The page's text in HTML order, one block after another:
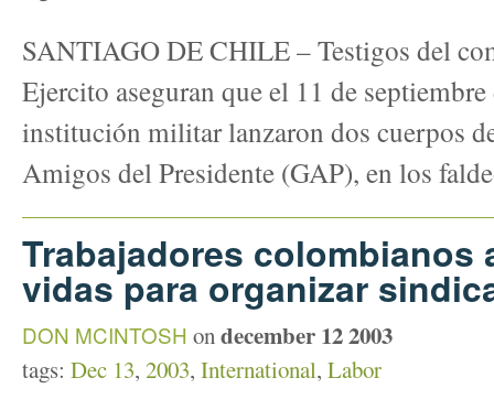
SANTIAGO DE CHILE – Testigos del
Ejercito aseguran que el 11 de
institución militar lanzaron dos cuerpos
Amigos del Presidente (GAP), en los
Trabajadores colombianos
vidas para organizar
DON MCINTOSH on december 12 2003
tags: Dec 13, 2003, International, Labor